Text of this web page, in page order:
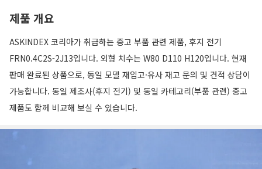
제품 개요
ASKINDEX 코리아가 취급하는 중고 부품 관련 제품, 후지 전기
FRN0.4C2S-2J13입니다. 외형 치수는 W80 D110 H120입니다. 현재
판매 완료된 상품으로, 동일 모델 재입고·유사 재고 문의 및 견적 상담이
가능합니다. 동일 제조사(후지 전기) 및 동일 카테고리(부품 관련) 중고
제품도 함께 비교해 보실 수 있습니다.